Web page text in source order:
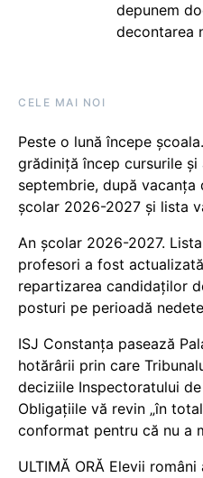
depunem
decontarea
CELE MAI NOI
Peste o lună începe
grădiniță încep cursurile
septembrie, după vacanța
școlar 2026-2027 și lista
An școlar 2026-2027.
profesori a fost
repartizarea candidaților
posturi pe perioadă
ISJ Constanța pasează
hotărârii prin care
deciziile Inspectoratului
Obligațiile vă revin „în
conformat pentru că nu a
ULTIMĂ ORĂ Elevii